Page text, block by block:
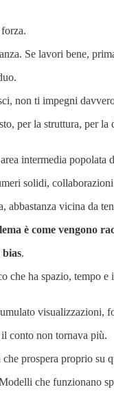
Se lavori bene,
non ti impegni
per la struttura, per
intermedia popolata
solidi,
abbastanza vicina da
è come vengono
.
che ha spazio,
visualizzazioni,
conto non tornava più.
prospera proprio
che funzionano